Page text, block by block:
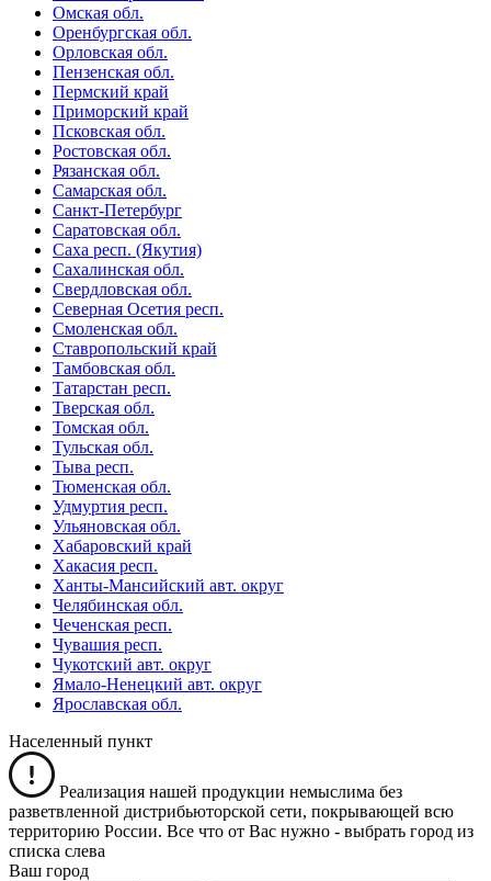
Омская обл.
Оренбургская обл.
Орловская обл.
Пензенская обл.
Пермский край
Приморский край
Псковская обл.
Ростовская обл.
Рязанская обл.
Самарская обл.
Санкт-Петербург
Саратовская обл.
Саха респ. (Якутия)
Сахалинская обл.
Свердловская обл.
Северная Осетия респ.
Смоленская обл.
Ставропольский край
Тамбовская обл.
Татарстан респ.
Тверская обл.
Томская обл.
Тульская обл.
Тыва респ.
Тюменская обл.
Удмуртия респ.
Ульяновская обл.
Хабаровский край
Хакасия респ.
Ханты-Мансийский авт. округ
Челябинская обл.
Чеченская респ.
Чувашия респ.
Чукотский авт. округ
Ямало-Ненецкий авт. округ
Ярославская обл.
Населенный пункт
Реализация нашей продукции немыслима без
разветвленной дистрибьюторской сети, покрывающей всю
территорию России. Все что от Вас нужно - выбрать город из
списка слева
Ваш город